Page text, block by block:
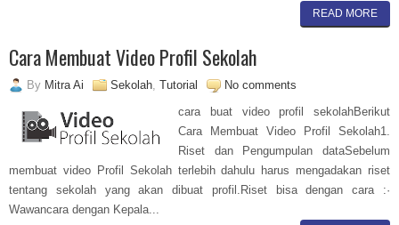
READ MORE
Cara Membuat Video Profil Sekolah
By Mitra Ai Sekolah, Tutorial
No comments
cara buat video profil sekolahBerikut
Cara Membuat Video Profil Sekolah1.
Riset dan Pengumpulan dataSebelum
membuat video Profil Sekolah terlebih dahulu harus mengadakan riset
tentang sekolah yang akan dibuat profil.Riset bisa dengan cara :·
Wawancara dengan Kepala...